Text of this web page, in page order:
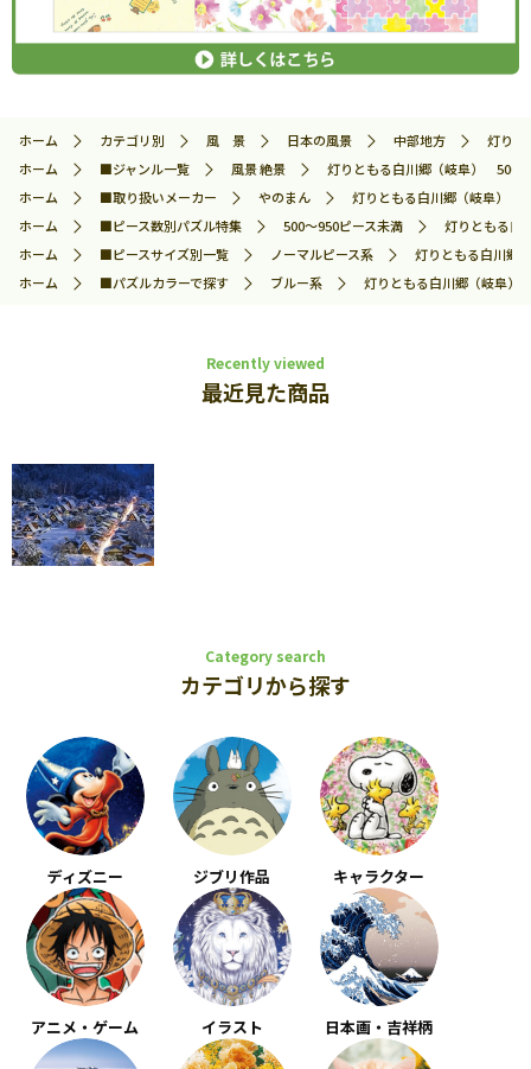
ホーム カテゴリ別 風 景 日本の風景 中部地方
灯り
ホーム
■ジャンル一覧 風景 絶景
灯りともる白川郷（岐阜） 500
ホーム
■取り扱いメーカー やのまん
灯りともる白川郷（岐阜）
ホーム
■ピース数別パズル特集 500～950ピース未満
灯りともる
ホーム
■ピースサイズ別一覧 ノーマルピース系
灯りともる白川郷
ホーム
■パズルカラーで探す ブルー系 灯りともる白川郷（岐阜
Recently viewed
最近見た商品
Category search
カテゴリから探す
ディズニー ジブリ作品 キャラクター
アニメ・ゲーム イラスト 日本画・吉祥柄